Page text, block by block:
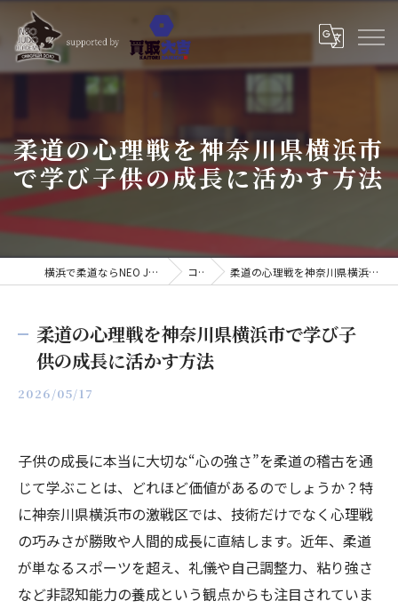
柔道の心理戦を神奈川県横浜市
で学び子供の成長に活かす方法
横浜で柔道ならNEO JUDO ACADEMY 小見川道場 コラム 柔道の心理戦を神奈川県横浜市で学び子供の成長に活かす方法
柔道の心理戦を神奈川県横浜市で学び子
供の成長に活かす方法
2026/05/17
子供の成長に本当に大切な“心の強さ”を柔道の稽古を通
じて学ぶことは、どれほど価値があるのでしょうか？特
に神奈川県横浜市の激戦区では、技術だけでなく心理戦
の巧みさが勝敗や人間的成長に直結します。近年、柔道
が単なるスポーツを超え、礼儀や自己調整力、粘り強さ
など非認知能力の養成という観点からも注目されていま